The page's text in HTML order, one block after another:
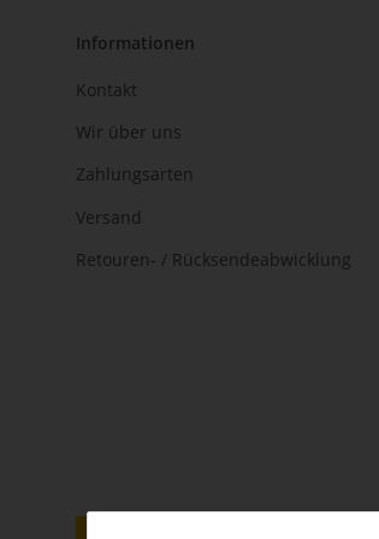
Informationen
Kontakt
Wir über uns
Zahlungsarten
Versand
Retouren- / Rücksendeabwicklung